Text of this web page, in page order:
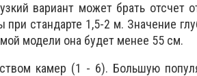
вариант может брать отсчет
стандарте 1,5-2 м. Значение
модели она будет менее 55 см.
камер (1 - 6). Большую